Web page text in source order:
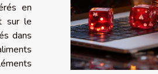
en
sur le
dans